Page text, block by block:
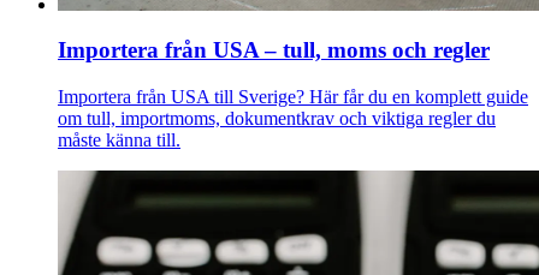
Importera från USA – tull, moms och regler
Importera från USA till Sverige? Här får du en komplett guide
om tull, importmoms, dokumentkrav och viktiga regler du
måste känna till.